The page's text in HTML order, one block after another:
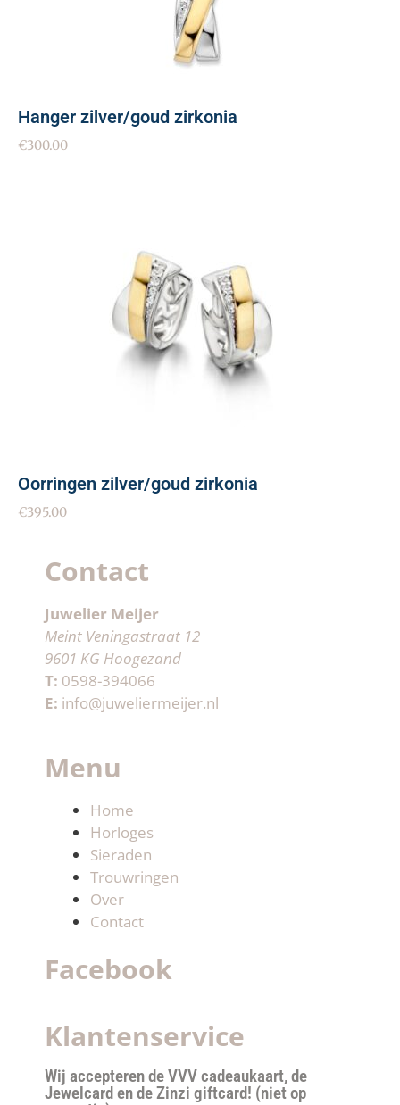
Hanger zilver/goud zirkonia
€300.00
Oorringen zilver/goud zirkonia
€395.00
Contact
Juwelier Meijer
Meint Veningastraat 12
9601 KG Hoogezand
T: 0598-394066
E: info@juweliermeijer.nl
Menu
Home
Horloges
Sieraden
Trouwringen
Over
Contact
Facebook
Klantenservice
Wij accepteren de VVV cadeaukaart, de
Jewelcard en de Zinzi giftcard! (niet op